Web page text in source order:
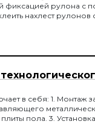
фиксацией рулона с
нахлест
в себя: 1. Монтаж
пола. 3.